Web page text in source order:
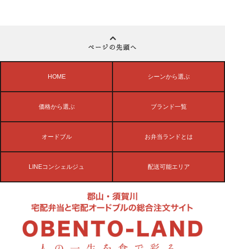
ページの先頭へ
HOME シーンから選ぶ
価格から選ぶ ブランド一覧
オードブル お弁当ランドとは
LINEコンシェルジュ 配送可能エリア